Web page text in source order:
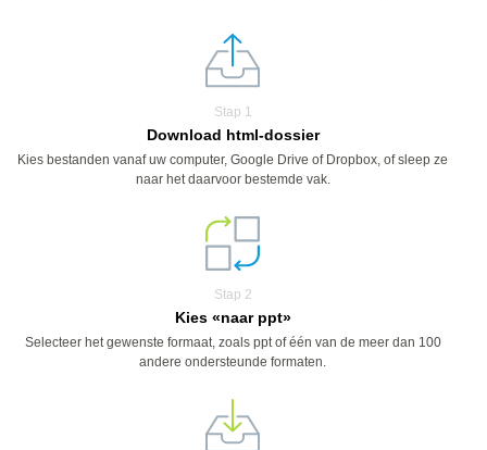
Stap 1
Download html-dossier
Kies bestanden vanaf uw computer, Google Drive of Dropbox, of sleep ze
naar het daarvoor bestemde vak.
Stap 2
Kies «naar ppt»
Selecteer het gewenste formaat, zoals ppt of één van de meer dan 100
andere ondersteunde formaten.